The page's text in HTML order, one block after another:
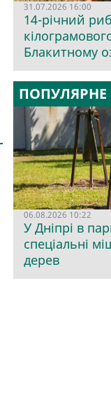
31.07.2026 16:00
14-річний
Блакитному
06.08.2026 10:22
У Дніпрі в
спеціальні
дерев